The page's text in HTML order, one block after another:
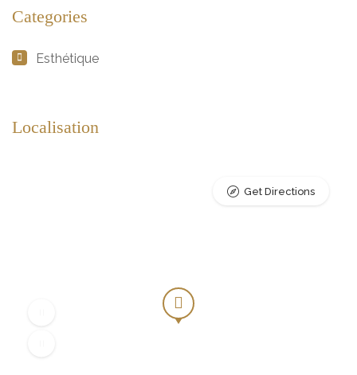
Categories
Esthétique
Localisation
Get Directions